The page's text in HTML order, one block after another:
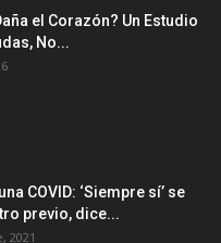
el Corazón? Un Estudio
No...
COVID: ‘Siempre sí’ se
previo, dice...
2021